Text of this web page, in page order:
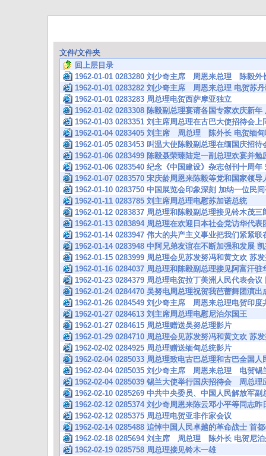
文件/文件夹
回上层目录
1962-01-01 0283280 刘少奇主席 周恩来总理 陈毅
1962-01-01 0283282 刘少奇主席 周恩来总理 电贺苏
1962-01-01 0283283 周总理电贺西萨摩亚独立
1962-01-02 0283308 陈毅副总理宴请各国专家欢庆新
1962-01-03 0283351 刘主席周总理在古巴大使招待会
1962-01-04 0283405 刘主席 周总理 陈外长 电贺缅甸
1962-01-05 0283453 叫温大使陈毅副总理在缅国庆招
1962-01-06 0283499 陈毅聂荣臻陆定一副总理欢宴并
1962-01-06 0283540 纪念《中国建设》杂志创刊十周
1962-01-07 0283570 宋庆龄周恩来陈毅等党和国家领
1962-01-10 0283750 中国展览会印象深刻 加纳一位民
1962-01-11 0283785 刘主席周总理电慰苏加诺总统
1962-01-12 0283837 周总理和陈毅副总理接见铃木茂三
1962-01-13 0283894 周总理在欢迎日本社会党访华代
1962-01-14 0283947 伟大的共产主义事业把我们紧紧
1962-01-14 0283948 中阿兄弟友谊在不断加强和发展
1962-01-15 0283999 周总理会见苏发努冯和黄文欢 苏
1962-01-16 0284037 周总理和陈毅副总理接见阿富汗驻
1962-01-23 0284379 周总理电贺拉丁美洲人民代表会
1962-01-24 0284470 吴努电周总理祝贺我芭蕾舞团演出
1962-01-26 0284549 刘少奇主席 周恩来总理电贺印度
1962-01-27 0284613 刘主席周总理电慰尼泊尔国王
1962-01-27 0284615 周总理赠送吴努总理影片
1962-01-29 0284710 周总理会见苏发努冯和黄文欢 苏
1962-02-02 0284925 周总理赠送缅甸总统影片
1962-02-04 0285033 周总理致电古巴总理和古巴全国
1962-02-04 0285035 刘少奇主席 周恩来总理 电贺锡
1962-02-04 0285039 锡兰大使举行国庆招待会 周总理
1962-02-10 0285269 中共中央委员、中国人民解放
1962-02-12 0285374 刘少奇周恩来陈云邓小平等同志
1962-02-12 0285375 周总理电贺亚非作家会议
1962-02-14 0285488 追悼中国人民卓越的革命战士 首
1962-02-18 0285694 刘主席 周总理 陈外长 电贺尼泊
1962-02-19 0285758 周总理接见铃木一雄